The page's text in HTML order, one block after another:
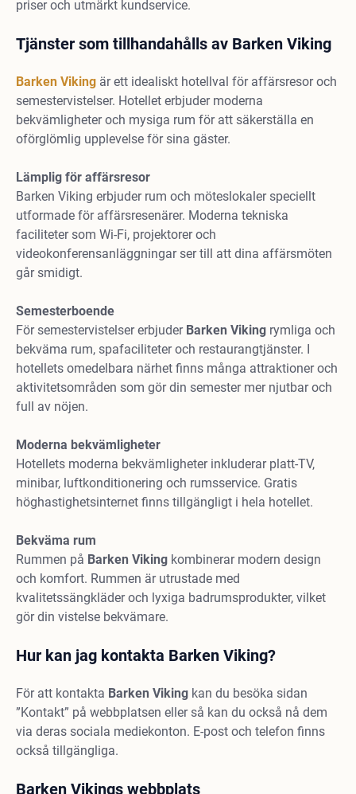
priser och utmärkt kundservice.
Tjänster som tillhandahålls av Barken Viking
Barken Viking är ett idealiskt hotellval för affärsresor och
semestervistelser. Hotellet erbjuder moderna
bekvämligheter och mysiga rum för att säkerställa en
oförglömlig upplevelse för sina gäster.
Lämplig för affärsresor
Barken Viking erbjuder rum och möteslokaler speciellt
utformade för affärsresenärer. Moderna tekniska
faciliteter som Wi-Fi, projektorer och
videokonferensanläggningar ser till att dina affärsmöten
går smidigt.
Semesterboende
För semestervistelser erbjuder Barken Viking rymliga och
bekväma rum, spafaciliteter och restaurangtjänster. I
hotellets omedelbara närhet finns många attraktioner och
aktivitetsområden som gör din semester mer njutbar och
full av nöjen.
Moderna bekvämligheter
Hotellets moderna bekvämligheter inkluderar platt-TV,
minibar, luftkonditionering och rumsservice. Gratis
höghastighetsinternet finns tillgängligt i hela hotellet.
Bekväma rum
Rummen på Barken Viking kombinerar modern design
och komfort. Rummen är utrustade med
kvalitetssängkläder och lyxiga badrumsprodukter, vilket
gör din vistelse bekvämare.
Hur kan jag kontakta Barken Viking?
För att kontakta Barken Viking kan du besöka sidan
”Kontakt” på webbplatsen eller så kan du också nå dem
via deras sociala mediekonton. E-post och telefon finns
också tillgängliga.
Barken Vikings webbplats